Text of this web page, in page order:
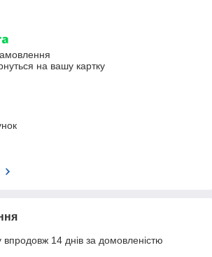
на вашу картку
14 днів за домовленістю